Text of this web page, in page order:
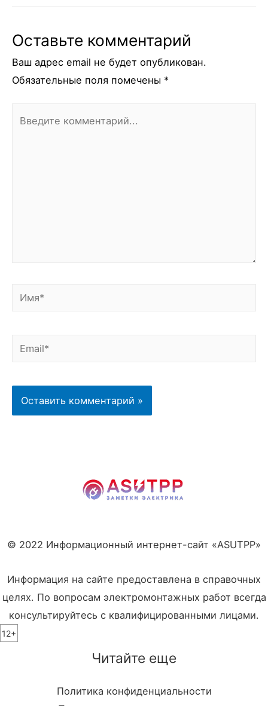
Оставьте комментарий
Ваш адрес email не будет опубликован.
Обязательные поля помечены *
комментарий...
Имя*
Email*
© 2022 Информационный интернет-сайт «ASUTPP»
Информация на сайте предоставлена в справочных
целях. По вопросам электромонтажных работ всегда
консультируйтесь с квалифицированными лицами.
12+
Читайте еще
Политика конфиденциальности